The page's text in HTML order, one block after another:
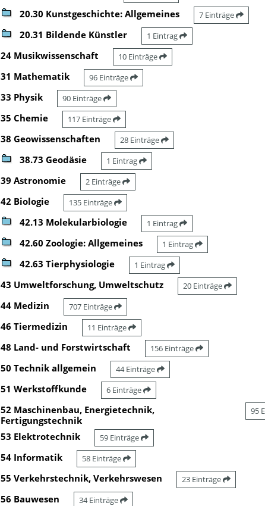
20.30 Kunstgeschichte: Allgemeines 7 Einträge
20.31 Bildende Künstler 1 Eintrag
24 Musikwissenschaft 10 Einträge
31 Mathematik 96 Einträge
33 Physik 90 Einträge
35 Chemie 117 Einträge
38 Geowissenschaften 28 Einträge
38.73 Geodäsie 1 Eintrag
39 Astronomie 2 Einträge
42 Biologie 135 Einträge
42.13 Molekularbiologie 1 Eintrag
42.60 Zoologie: Allgemeines 1 Eintrag
42.63 Tierphysiologie 1 Eintrag
43 Umweltforschung, Umweltschutz 20 Einträge
44 Medizin 707 Einträge
46 Tiermedizin 11 Einträge
48 Land- und Forstwirtschaft 156 Einträge
50 Technik allgemein 44 Einträge
51 Werkstoffkunde 6 Einträge
52 Maschinenbau, Energietechnik,
Fertigungstechnik
95
53 Elektrotechnik 59 Einträge
54 Informatik 58 Einträge
55 Verkehrstechnik, Verkehrswesen 23 Einträge
56 Bauwesen 34 Einträge